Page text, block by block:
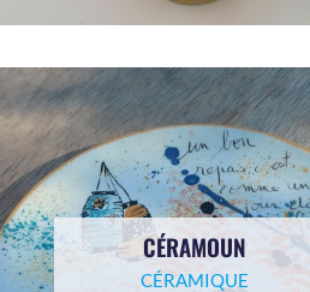
CÉRAMOUN
CÉRAMIQUE